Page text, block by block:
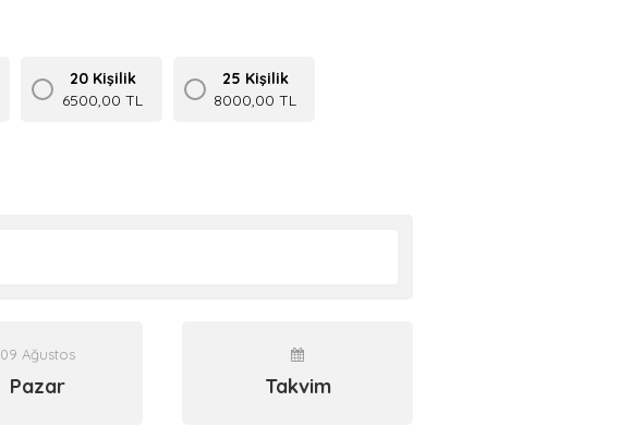
20 Kişilik
6500,00 TL
25 Kişilik
8000,00 TL
09 Ağustos
Pazar Takvim